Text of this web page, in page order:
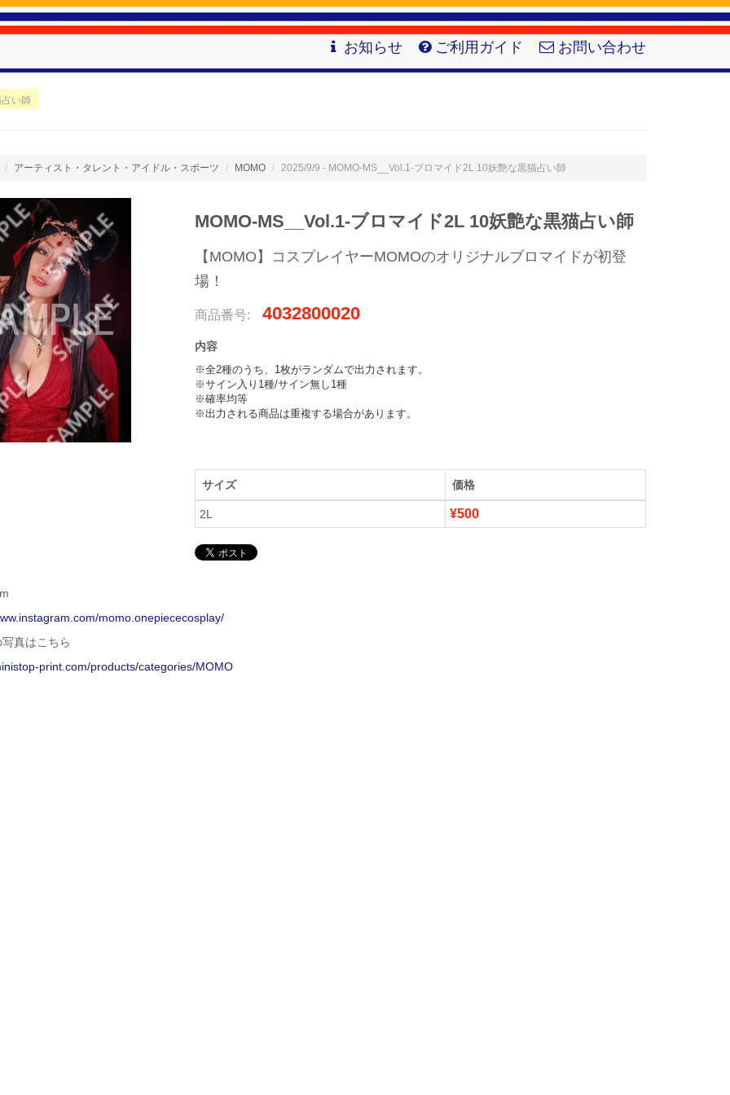
お知らせ ご利用ガイド お問い合わせ
い師
アーティスト・タレント・アイドル・スポーツ MOMO 2025/9/9 - MOMO-MS__Vol.1-ブロマイド2L 10妖艶な黒猫占い師
MOMO-MS__Vol.1-ブロマイド2L 10妖艶な黒猫占い師
【MOMO】コスプレイヤーMOMOのオリジナルブロマイドが初登
場！
商品番号: 4032800020
内容
※全2種のうち、1枚がランダムで出力されます。
※サイン入り1種/サイン無し1種
※確率均等
※出力される商品は重複する場合があります。
サイズ 価格
2L ¥500
momo.onepiececosplay/
真はこちら
print.com/products/categories/MOMO